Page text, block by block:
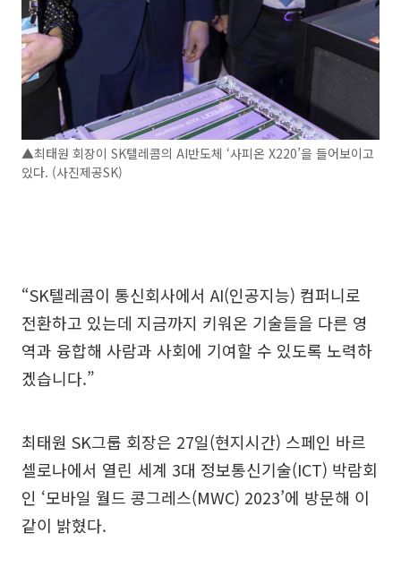
▲최태원 회장이 SK텔레콤의 AI반도체 ‘사피온 X220’을 들어보이고
있다. (사진제공SK)
“SK텔레콤이 통신회사에서 AI(인공지능) 컴퍼니로
전환하고 있는데 지금까지 키워온 기술들을 다른 영
역과 융합해 사람과 사회에 기여할 수 있도록 노력하
겠습니다.”
최태원 SK그룹 회장은 27일(현지시간) 스페인 바르
셀로나에서 열린 세계 3대 정보통신기술(ICT) 박람회
인 ‘모바일 월드 콩그레스(MWC) 2023’에 방문해 이
같이 밝혔다.